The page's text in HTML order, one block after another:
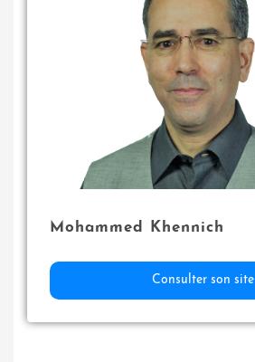
Mohammed Khennich
Consulter son site